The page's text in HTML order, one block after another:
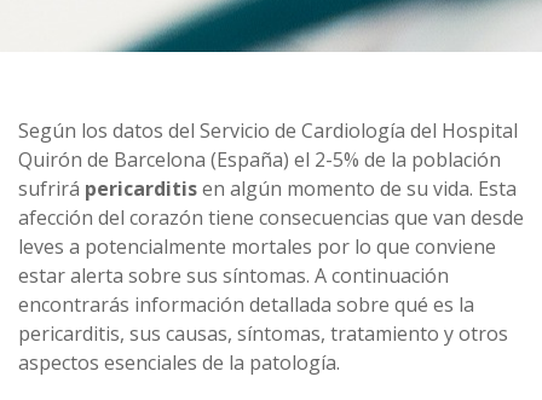
Según los datos del Servicio de Cardiología del Hospital
Quirón de Barcelona (España) el 2-5% de la población
sufrirá pericarditisen algún momento de su vida. Esta
afección del corazón tiene consecuencias que van desde
leves a potencialmente mortales por lo que conviene
estar alerta sobre sus síntomas. A continuación
encontrarás información detallada sobre qué es la
pericarditis, sus causas, síntomas, tratamiento y otros
aspectos esenciales de la patología.